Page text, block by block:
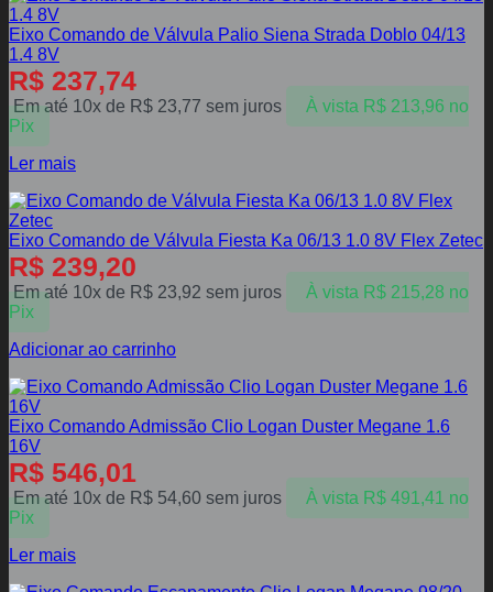
Eixo Comando de Válvula Palio Siena Strada Doblo 04/13
1.4 8V
R$ 237,74
Em até 10x de R$ 23,77 sem juros À vista R$213,96 no
Pix
Ler mais
Eixo Comando de Válvula Fiesta Ka 06/13 1.0 8V Flex Zetec
R$ 239,20
Em até 10x de R$ 23,92 sem juros À vista R$215,28 no
Pix
Adicionar ao carrinho
Eixo Comando Admissão Clio Logan Duster Megane 1.6
16V
R$ 546,01
Em até 10x de R$ 54,60 sem juros À vista R$491,41 no
Pix
Ler mais